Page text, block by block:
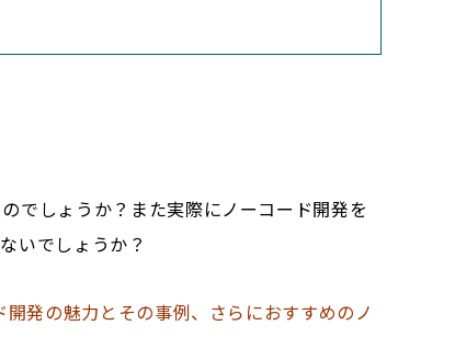
でしょうか？また実際にノーコード開発を
いでしょうか？
発の魅力とその事例、さらにおすすめのノ